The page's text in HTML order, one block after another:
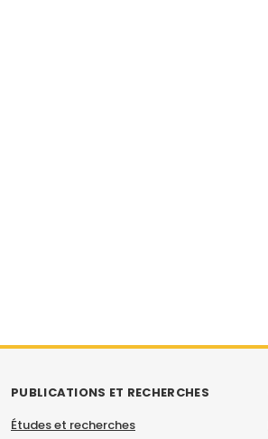
PUBLICATIONS ET RECHERCHES
Études et recherches